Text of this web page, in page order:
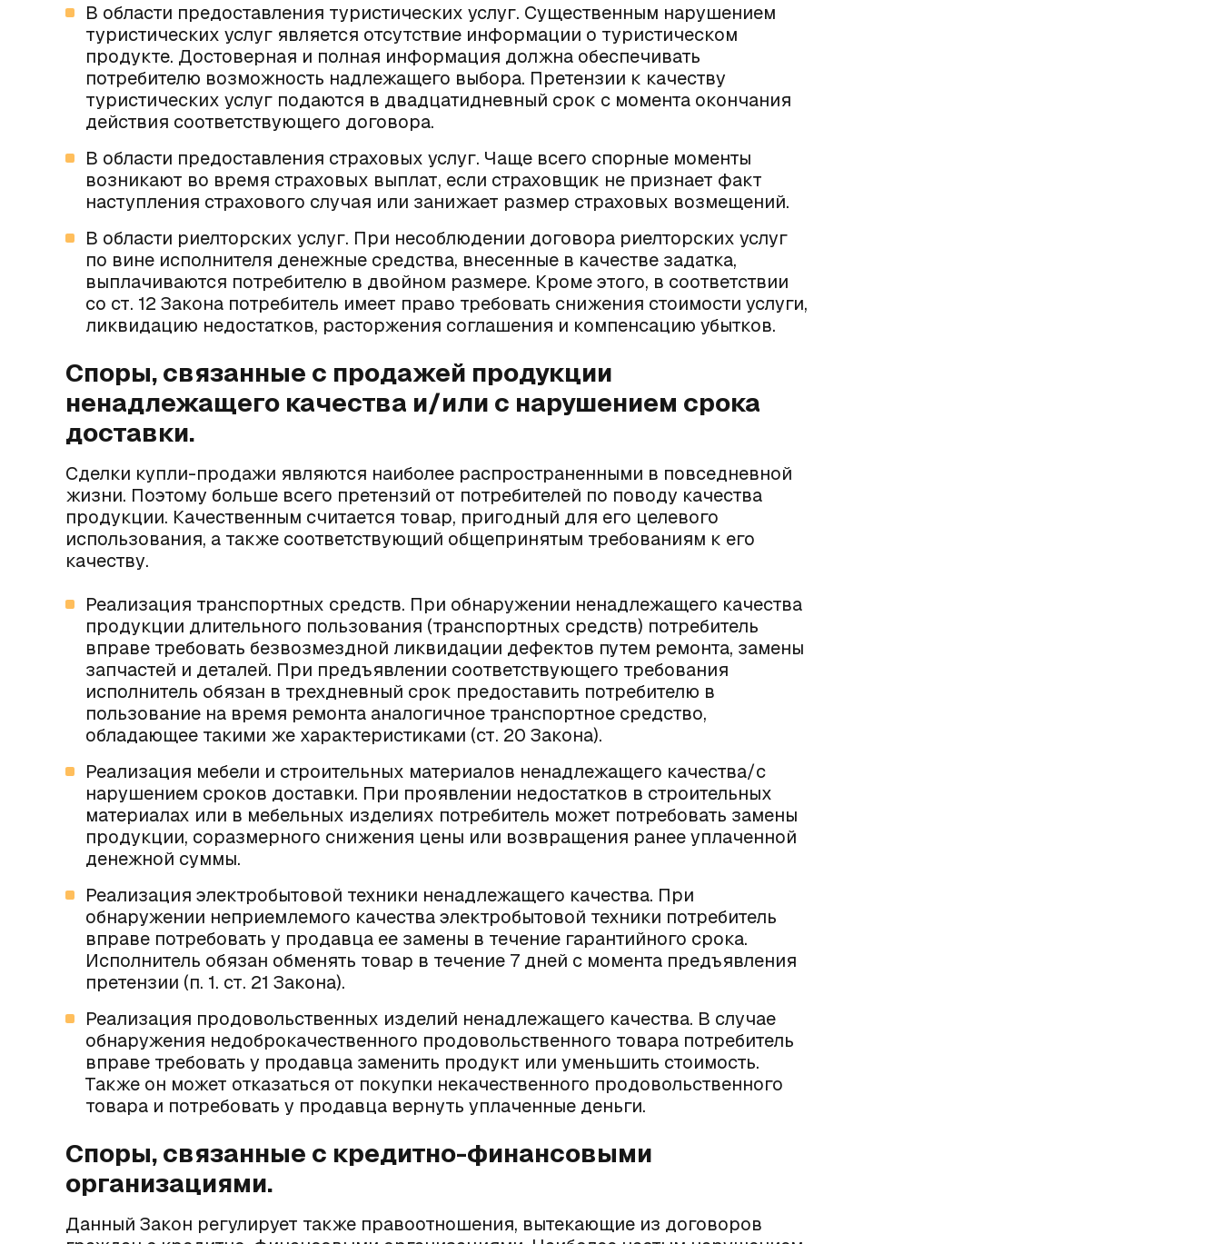
В области предоставления туристических услуг. Существенным нарушением
туристических услуг является отсутствие информации о туристическом
продукте. Достоверная и полная информация должна обеспечивать
потребителю возможность надлежащего выбора. Претензии к качеству
туристических услуг подаются в двадцатидневный срок с момента окончания
действия соответствующего договора.
В области предоставления страховых услуг. Чаще всего спорные моменты
возникают во время страховых выплат, если страховщик не признает факт
наступления страхового случая или занижает размер страховых возмещений.
В области риелторских услуг. При несоблюдении договора риелторских услуг
по вине исполнителя денежные средства, внесенные в качестве задатка,
выплачиваются потребителю в двойном размере. Кроме этого, в соответствии
со ст. 12 Закона потребитель имеет право требовать снижения стоимости услуги,
ликвидацию недостатков, расторжения соглашения и компенсацию убытков.
Споры, связанные с продажей продукции
ненадлежащего качества и/или с нарушением срока
доставки.
Сделки купли-продажи являются наиболее распространенными в повседневной
жизни. Поэтому больше всего претензий от потребителей по поводу качества
продукции. Качественным считается товар, пригодный для его целевого
использования, а также соответствующий общепринятым требованиям к его
качеству.
Реализация транспортных средств. При обнаружении ненадлежащего качества
продукции длительного пользования (транспортных средств) потребитель
вправе требовать безвозмездной ликвидации дефектов путем ремонта, замены
запчастей и деталей. При предъявлении соответствующего требования
исполнитель обязан в трехдневный срок предоставить потребителю в
пользование на время ремонта аналогичное транспортное средство,
обладающее такими же характеристиками (ст. 20 Закона).
Реализация мебели и строительных материалов ненадлежащего качества/с
нарушением сроков доставки. При проявлении недостатков в строительных
материалах или в мебельных изделиях потребитель может потребовать замены
продукции, соразмерного снижения цены или возвращения ранее уплаченной
денежной суммы.
Реализация электробытовой техники ненадлежащего качества. При
обнаружении неприемлемого качества электробытовой техники потребитель
вправе потребовать у продавца ее замены в течение гарантийного срока.
Исполнитель обязан обменять товар в течение 7 дней с момента предъявления
претензии (п. 1. ст. 21 Закона).
Реализация продовольственных изделий ненадлежащего качества. В случае
обнаружения недоброкачественного продовольственного товара потребитель
вправе требовать у продавца заменить продукт или уменьшить стоимость.
Также он может отказаться от покупки некачественного продовольственного
товара и потребовать у продавца вернуть уплаченные деньги.
Споры, связанные с кредитно-финансовыми
организациями.
Данный Закон регулирует также правоотношения, вытекающие из договоров